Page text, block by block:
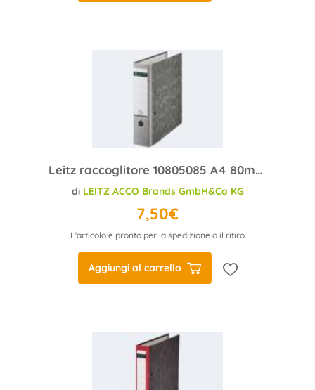
Leitz raccoglitore 10805085 A4 80mm grigio cartone
di LEITZ ACCO Brands GmbH&Co KG
7,50€
L'articolo è pronto per la spedizione o il ritiro
Aggiungi al carrello